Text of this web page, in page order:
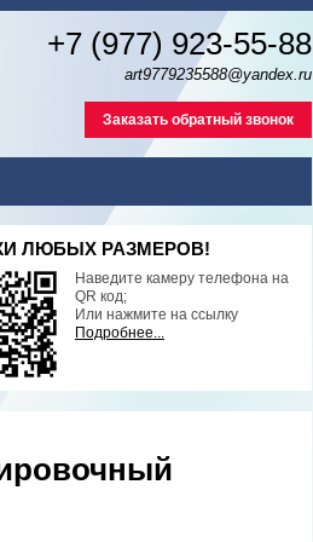
+7 (977) 923-55-88
art9779235588@yandex.ru
Заказать обратный звонок
ЛЮБЫХ РАЗМЕРОВ!
Наведите камеру телефона на
QR код;
Или нажмите на ссылку
Подробнее...